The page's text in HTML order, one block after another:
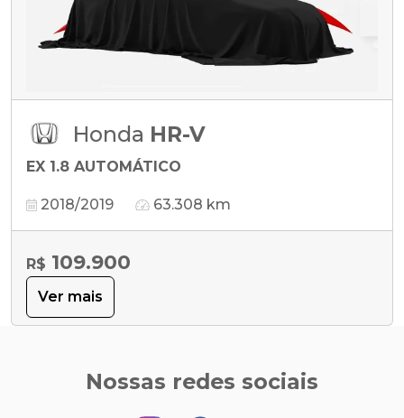
Honda HR-V
EX 1.8 AUTOMÁTICO
2018/2019 63.308 km
R$ 109.900
Ver mais
Nossas redes sociais